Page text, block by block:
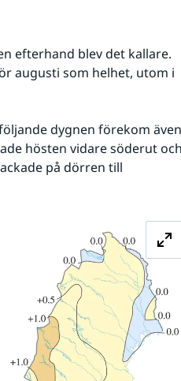
efterhand blev det kallare.
augusti som helhet, utom i
hösten vidare söderut och
på dörren till